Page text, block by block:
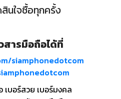
นใจซื้อทุกครั้ง
ารมือถือได้ที่
siamphonedotcom
เบอร์สวย เบอร์มงคล